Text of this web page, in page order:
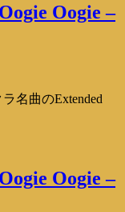
Oogie –
名曲のExtended
Oogie –